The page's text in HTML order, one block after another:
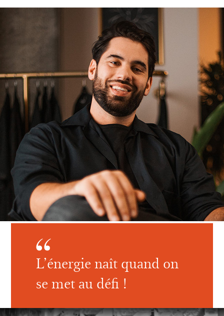
L’énergie naît quand on
se met au défi !